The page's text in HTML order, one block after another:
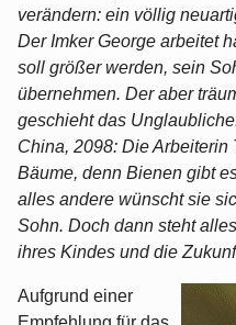
verändern: ein völlig
Der Imker George arbeitet
soll größer werden, sein
übernehmen. Der aber
geschieht das
China, 2098: Die Arbeiterin
Bäume, denn Bienen gibt
alles andere wünscht sie
Sohn. Doch dann steht
ihres Kindes und die
Aufgrund einer